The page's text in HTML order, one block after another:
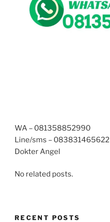
WA – 081358852990
Line/sms – 083831465622
Dokter Angel
No related posts.
RECENT POSTS